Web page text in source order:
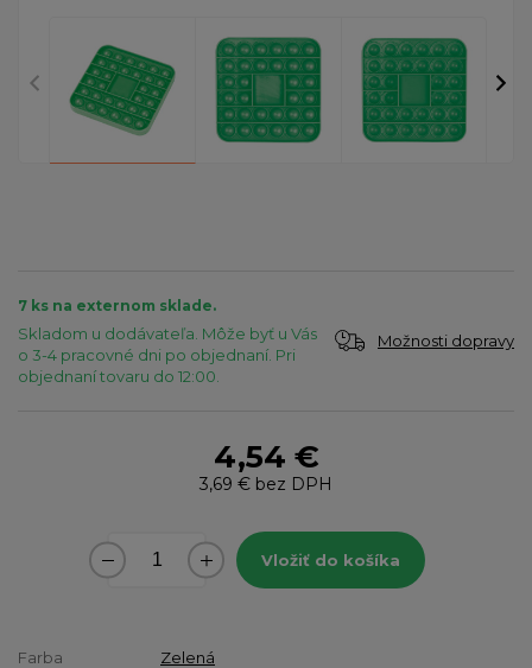
7 ks na externom sklade.
Skladom u dodávateľa. Môže byť u Vás
o 3-4 pracovné dni po objednaní. Pri
objednaní tovaru do 12:00.
Možnosti dopravy
4,54 €
3,69 € bez DPH
Vložiť do košíka
Farba Zelená